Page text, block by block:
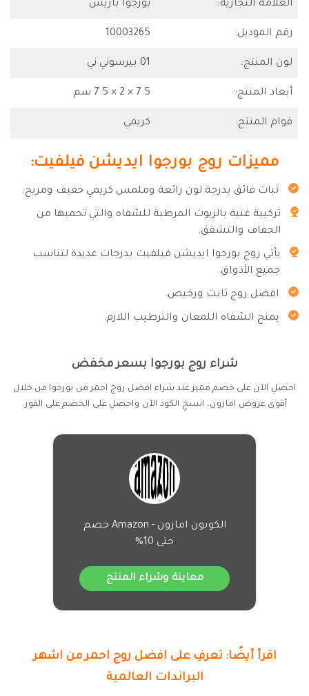
العلامة التجارية:
رقم الموديل: 10003265
لون المنتج: 01 بيرسوني ني
أبعاد المنتج: 7.5 × 2 × 7.5 سم
قوام المنتج: كريمي
مميزات روج بورجوا ايديشن فيلفيت:
ثبات فائق بدرجة لون رائعة وملمس كريمي خفيف ومريح.
تركيبة غنية بالزيوت المرطبة للشفاه والتي تحميها من
الجفاف والتشقق.
يأتي روج بورجوا ايديشن فيلفيت بدرجات عديدة لتناسب
جميع الأذواق.
افضل روج ثابت ورخيص.
يمنح الشفاه اللمعان والترطيب اللازم.
شراء روج بورجوا بسعر مخفض
احصلِ الآن على خصم مميز عند شراء افضل روج احمر من بورجوا من خلال
أقوى عروض امازون، انسخِ الكود الآن واحصلِ على الخصم على الفور.
الكوبون امازون - Amazon خصم
حتى 10%
معاينة وشراء المنتج
اقرأ أيضًا: تعرفِ على افضل روج احمر من اشهر
البراندات العالمية